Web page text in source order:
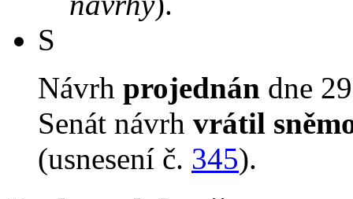
S
Návrh projednán dne
Senát návrh vrátil
(usnesení č. 345).